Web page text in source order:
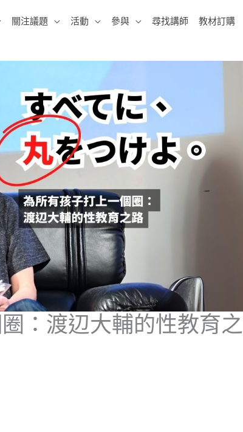
關注議題 活動 參與 尋找講師 教材訂購
：渡辺大輔的性教育之